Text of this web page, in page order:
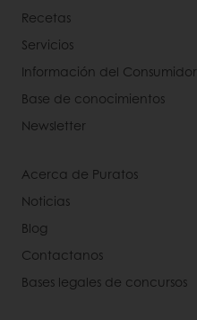
Recetas
Servicios
Información del Consumidor
Base de conocimientos
Newsletter
Acerca de Puratos
Noticias
Blog
Contactanos
Bases legales de concursos